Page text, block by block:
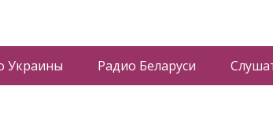
Украины Радио Беларуси